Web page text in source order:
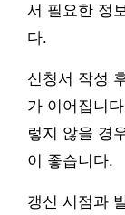
서 필요한 정
다.
신청서 작성
가 이어집니
렇지 않을 경
이 좋습니다.
갱신 시점과